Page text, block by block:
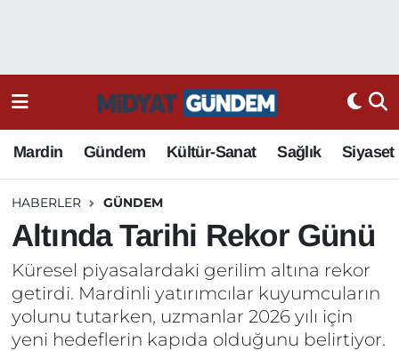
Mardin Gündem Kültür-Sanat Sağlık Siyaset
HABERLER GÜNDEM
Altında Tarihi Rekor Günü
Küresel piyasalardaki gerilim altına rekor
getirdi. Mardinli yatırımcılar kuyumcuların
yolunu tutarken, uzmanlar 2026 yılı için
yeni hedeflerin kapıda olduğunu belirtiyor.